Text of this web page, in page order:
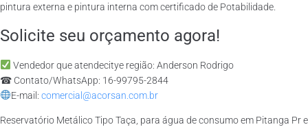
pintura externa e pintura interna com certificado de Potabilidade.
Solicite seu orçamento agora!
Vendedor que atendecitye região: Anderson Rodrigo
☎ Contato/WhatsApp: 16-99795-2844
E-mail: comercial@acorsan.com.br
Reservatório Metálico Tipo Taça, para água de consumo em Pitanga Pr e